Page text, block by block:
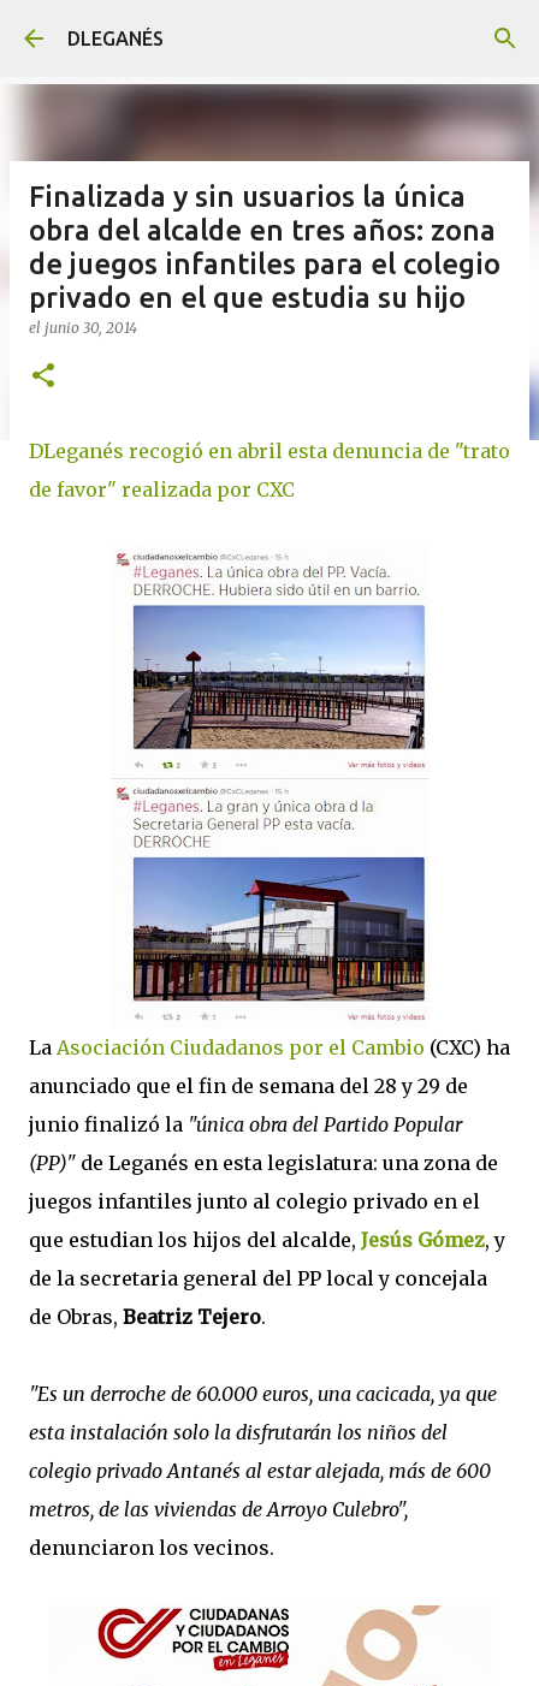
DLEGANÉS
Finalizada y sin usuarios la única
obra del alcalde en tres años: zona
de juegos infantiles para el colegio
privado en el que estudia su hijo
el junio 30, 2014
DLeganés recogió en abril esta denuncia de "trato
de favor" realizada por CXC
La Asociación Ciudadanos por el Cambio (CXC) ha
anunciado que el fin de semana del 28 y 29 de
junio finalizó la "única obra del Partido Popular
(PP)" de Leganés en esta legislatura: una zona de
juegos infantiles junto al colegio privado en el
que estudian los hijos del alcalde, Jesús Gómez, y
de la secretaria general del PP local y concejala
de Obras, Beatriz Tejero.
"Es un derroche de 60.000 euros, una cacicada, ya que
esta instalación solo la disfrutarán los niños del
colegio privado Antanés al estar alejada, más de 600
metros, de las viviendas de Arroyo Culebro",
denunciaron los vecinos.